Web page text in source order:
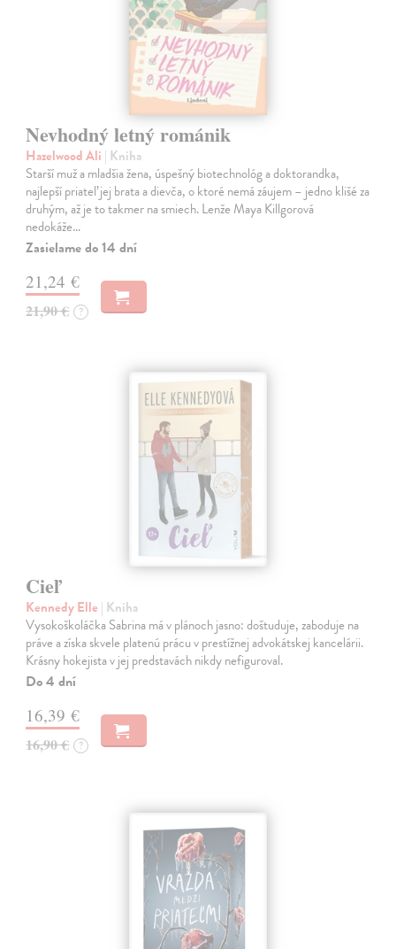
Nevhodný letný románik
Hazelwood Ali | Kniha
Starší muž a mladšia žena, úspešný biotechnológ a doktorandka,
najlepší priateľ jej brata a dievča, o ktoré nemá záujem – jedno klišé za
druhým, až je to takmer na smiech. Lenže Maya Killgorová
nedokáže…
Zasielame do 14 dní
21,24 €
21,90 € ?
Cieľ
Kennedy Elle | Kniha
Vysokoškoláčka Sabrina má v plánoch jasno: doštuduje, zaboduje na
práve a získa skvele platenú prácu v prestížnej advokátskej kancelárii.
Krásny hokejista v jej predstavách nikdy nefiguroval.
Do 4 dní
16,39 €
16,90 € ?